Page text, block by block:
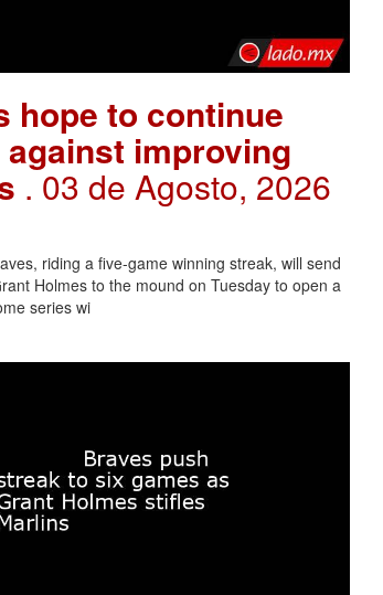
hope to continue
against improving
. 03 de Agosto, 2026
riding a five-game winning streak, will send
Holmes to the mound on Tuesday to open a
series wi